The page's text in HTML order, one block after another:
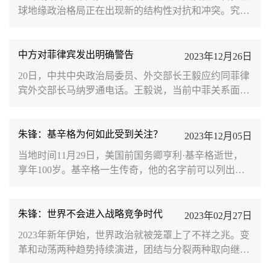
球地缘政治格局正在出现新的结构性对抗和冲突。究其
崛起，全球力量结构出现了“东升西降”的历史性态势。
自大航海时代和第一次工业革命以来全球财富、权力、
技术的美欧“中心主义”虽然有所下降，但全球力量分配
依然处于“西强东弱”的转型期。当前，由于地缘政治形
中方对菲律宾发出明确警告
2023年12月26日
20日，中共中央政治局委员、外交部长王毅应约同菲律
宾外交部长马纳罗通电话。王毅说，当前中菲关系面临
正当合法权利。“中菲关系已站在十字路口，面临何去
何从的选择，菲方务必要慎重行事。”王毅说。近来，
菲律宾在南海屡屡生事，不断在中国南沙群岛仁爱礁海
域侵权挑衅，并持续散布虚假信息，渲染炒作，抹黑中
朱锋：基辛格为何如此受到关注？
2023年12月05日
当地时间11月29日，美国前国务卿亨利·基辛格逝世，
享年100岁。基辛格一生传奇，他的名字前可以列出一
平、稳定、繁荣和全球秩序时代的‘建筑师’”。2017年，
美国前国务卿基辛格博士在纽约出席中美大学校长和智
库论坛并致辞。基辛格强调，美中别无选择，必须合
作。刁海洋 摄斯人已逝，风范犹存。曾与基辛格博士有
朱锋：世界不会进入战略竞争时代
2023年02月27日
2023年新年伊始，世界政治就被笼罩上了不祥之兆。变
革和动荡两种趋势持续演进，团结与分裂两种取向继续